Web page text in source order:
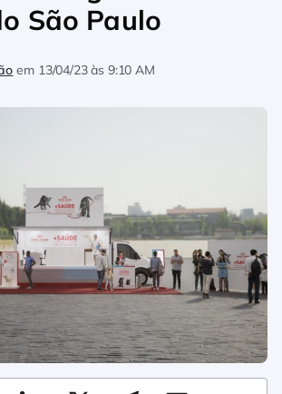
São Paulo
em 13/04/23 às 9:10 AM